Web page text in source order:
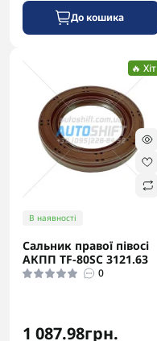
До кошика
🔥 Хіт
В наявності
Сальник правої півосі
АКПП TF-80SC 3121.63
0
1 087.98грн.